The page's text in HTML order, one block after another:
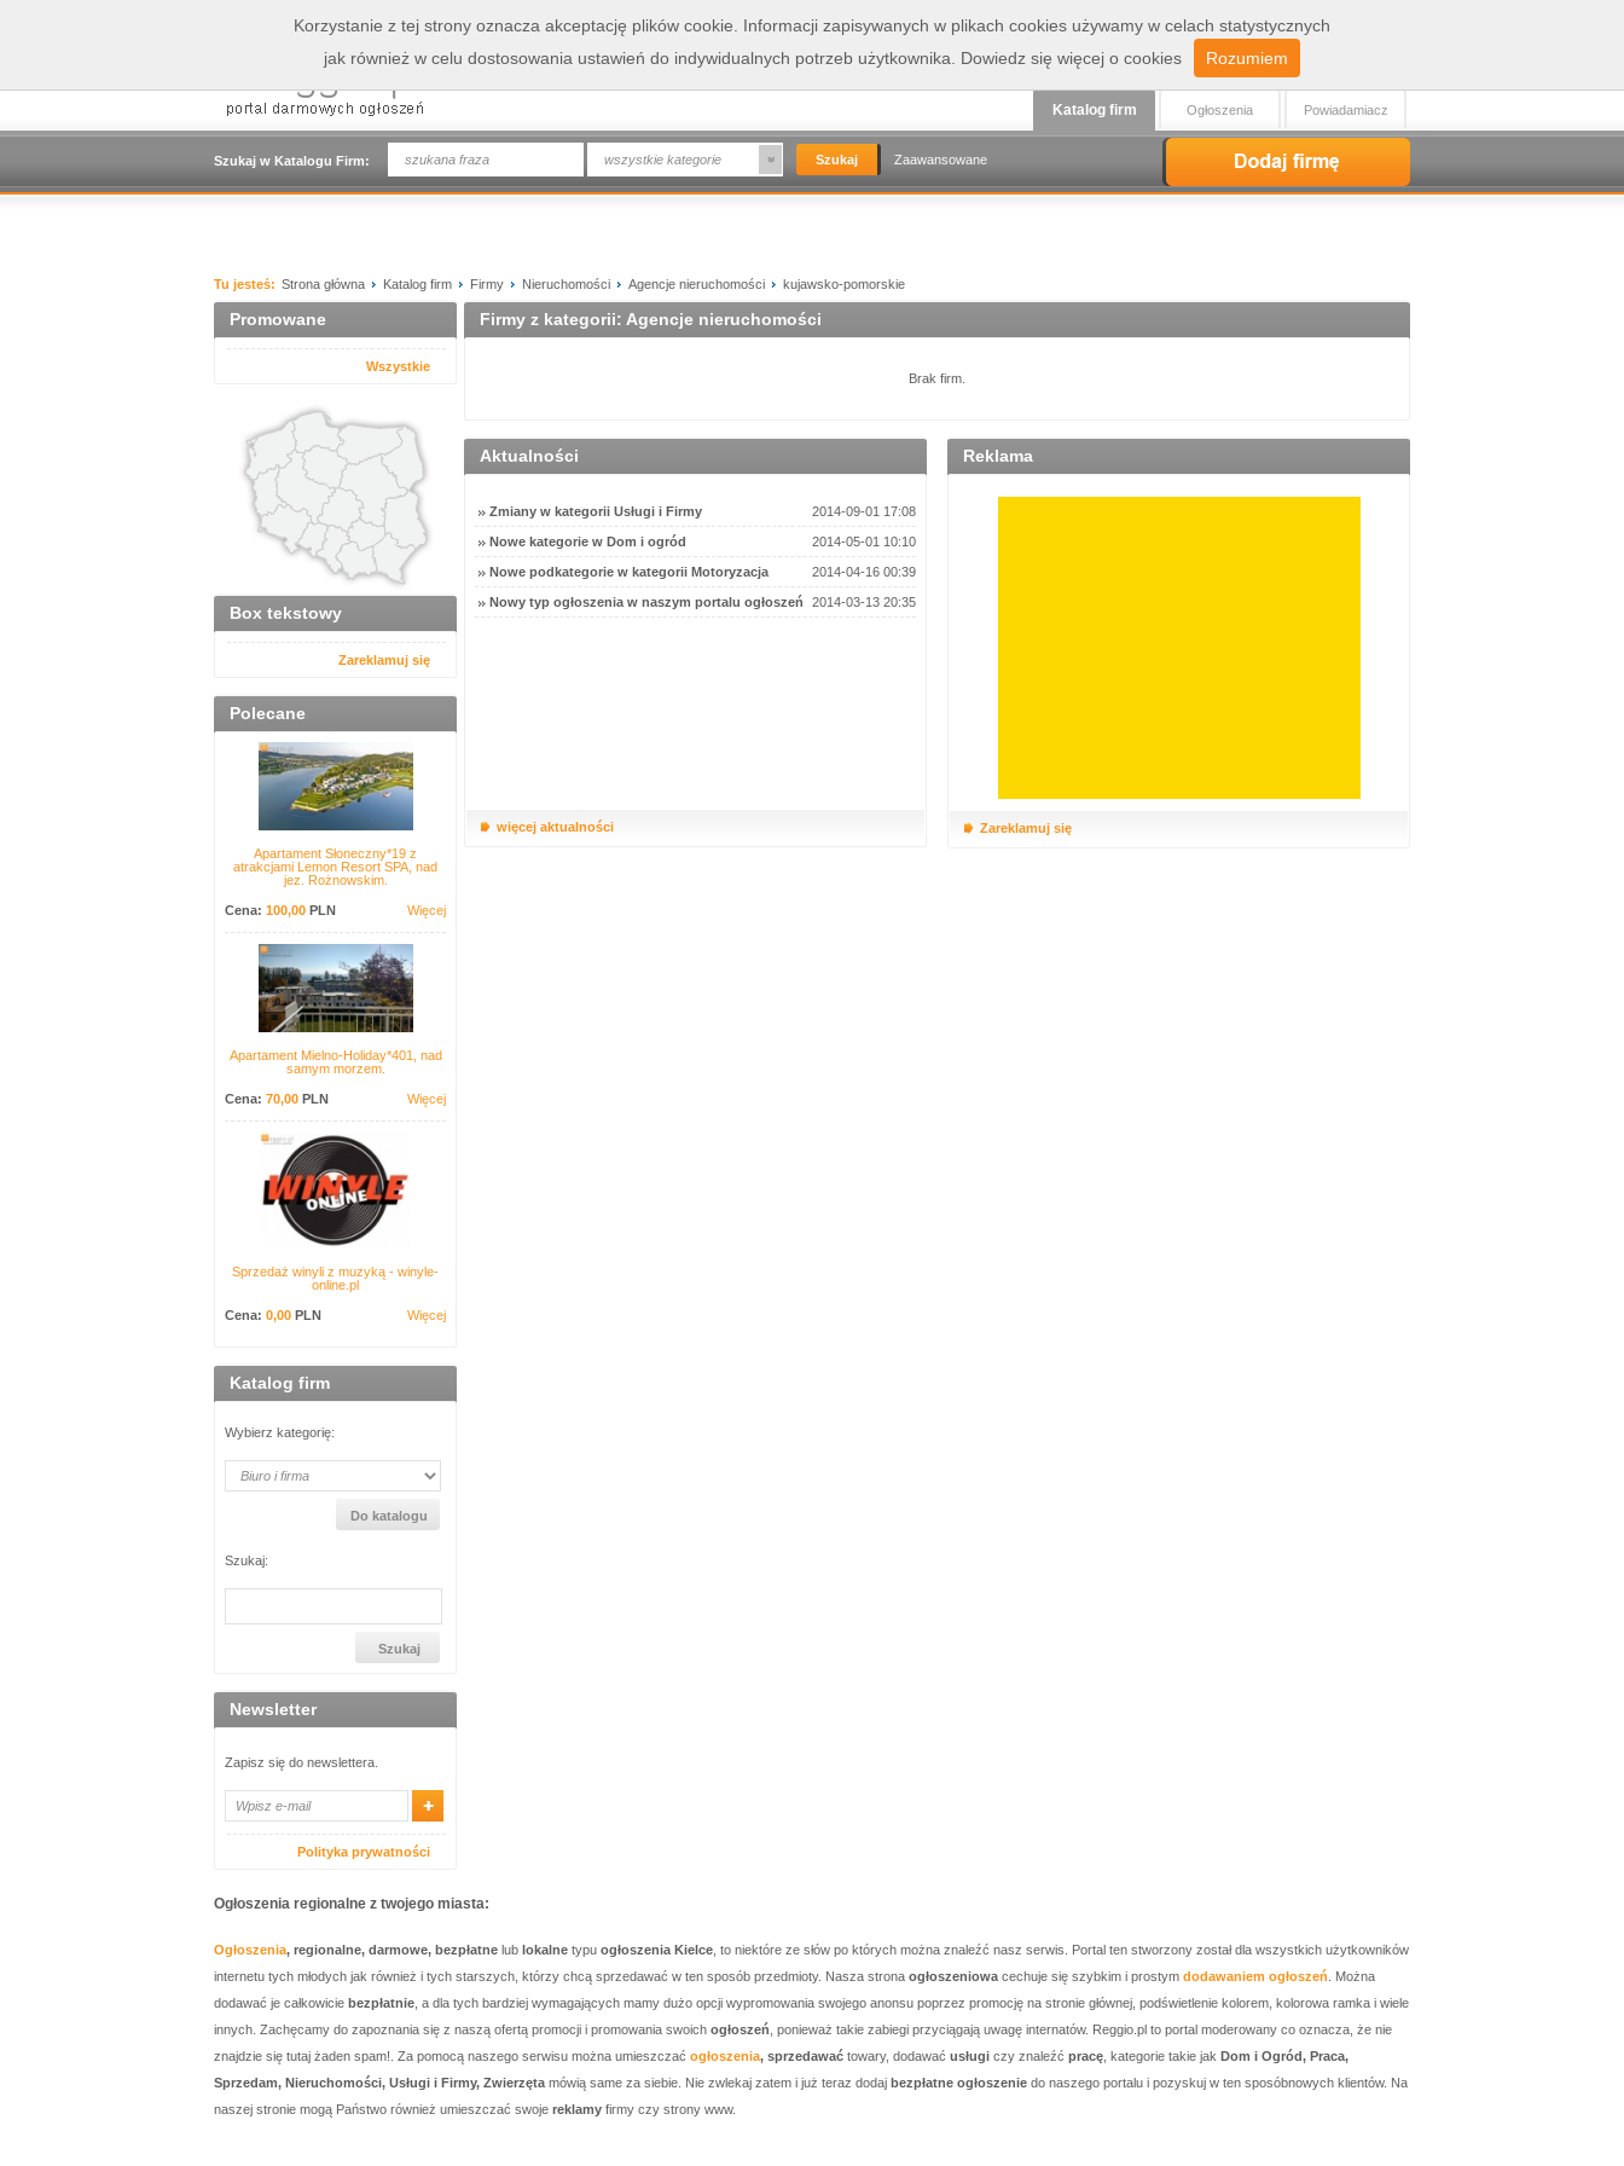
Zaloguj
Szukaj w Katalogu Firm: wszystkie kategorie Zaawansowane
Powiadamiacz
Ogłoszenia
Katalog firm
Tu jesteś: Strona główna Katalog firm Firmy Nieruchomości Agencje nieruchomości kujawsko-pomorskie
Promowane
Wszystkie
Box tekstowy
Zareklamuj się
Polecane
Apartament Słoneczny*19 z
atrakcjami Lemon Resort SPA, nad
jez. Rożnowskim.
Cena: 100,00 PLN Więcej
Apartament Mielno-Holiday*401, nad
samym morzem.
Cena: 70,00 PLN Więcej
Sprzedaż winyli z muzyką - winyle-
online.pl
Cena: 0,00 PLN Więcej
Katalog firm
Wybierz kategorię:
Szukaj:
Newsletter
Zapisz się do newslettera.
Polityka prywatności
Firmy z kategorii: Agencje nieruchomości
Brak firm.
Aktualności
Zmiany w kategorii Usługi i Firmy 2014-09-01 17:08
Nowe kategorie w Dom i ogród 2014-05-01 10:10
Nowe podkategorie w kategorii Motoryzacja 2014-04-16 00:39
Nowy typ ogłoszenia w naszym portalu ogłoszeń 2014-03-13 20:35
więcej aktualności
Reklama
Zareklamuj się
Ogłoszenia regionalne z twojego miasta:
Ogłoszenia, regionalne, darmowe, bezpłatne lub lokalne typu ogłoszenia Kielce , to niektóre ze słów po których można znaleźć nasz serwis. Portal ten stworzony został dla wszystkich użytkowników
internetu tych młodych jak również i tych starszych, którzy chcą sprzedawać w ten sposób przedmioty. Nasza strona ogłoszeniowa cechuje się szybkim i prostym dodawaniem ogłoszeń . Można
dodawać je całkowicie bezpłatnie , a dla tych bardziej wymagających mamy dużo opcji wypromowania swojego anonsu poprzez promocję na stronie głównej, podświetlenie kolorem, kolorowa ramka i wiele
innych. Zachęcamy do zapoznania się z naszą ofertą promocji i promowania swoich ogłoszeń , ponieważ takie zabiegi przyciągają uwagę internatów. Reggio.pl to portal moderowany co oznacza, że nie
znajdzie się tutaj żaden spam!. Za pomocą naszego serwisu można umieszczać ogłoszenia, sprzedawać towary, dodawać usługi czy znaleźć pracę , kategorie takie jak Dom i Ogród, Praca,
Sprzedam, Nieruchomości, Usługi i Firmy, Zwierzęta mówią same za siebie. Nie zwlekaj zatem i już teraz dodaj bezpłatne ogłoszenie do naszego portalu i pozyskuj w ten sposóbnowych klientów. Na
naszej stronie mogą Państwo również umieszczać swoje reklamy firmy czy strony www.
Korzystanie z tej strony oznacza akceptację plików cookie. Informacji zapisywanych w plikach cookies używamy w celach statystycznych
jak również w celu dostosowania ustawień do indywidualnych potrzeb użytkownika. Dowiedz się więcej o cookies Rozumiem